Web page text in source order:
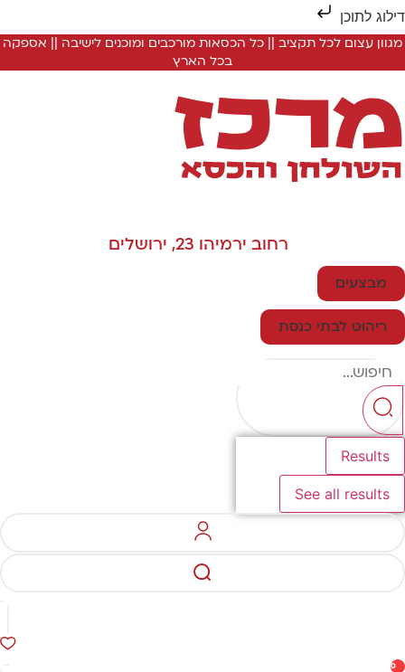
לתוכן
מגוון עצום לכל תקציב || כל הכסאות מורכבים ומוכנים לישיבה || אספקה
בכל הארץ
רחוב ירמיהו 23, ירושלים
מבצעים
ריהוט לבתי כנסת
Results
See all results
0